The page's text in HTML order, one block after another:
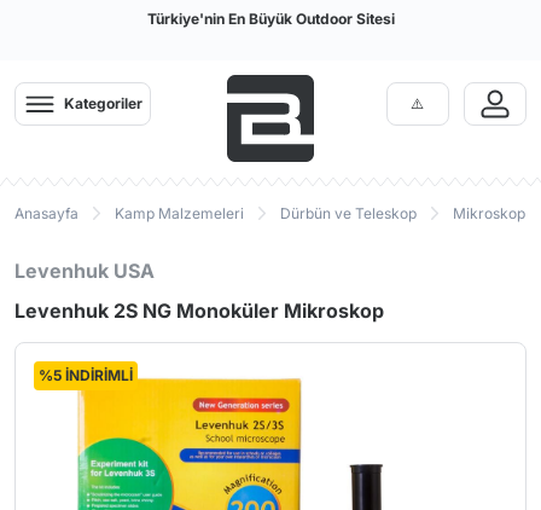
Türkiye'nin En Büyük Outdoor Sitesi
Kategoriler
Anasayfa Kamp Malzemeleri Dürbün ve Teleskop Mikroskop
Levenhuk USA
Levenhuk 2S NG Monoküler Mikroskop
%5 İNDİRİMLİ